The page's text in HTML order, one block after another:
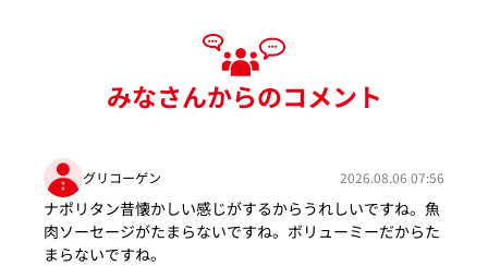
みなさんからのコメント
グリコーゲン 2026.08.06 07:56
ナポリタン昔懐かしい感じがするからうれしいですね。魚
肉ソーセージがたまらないですね。ボリューミーだからた
まらないですね。